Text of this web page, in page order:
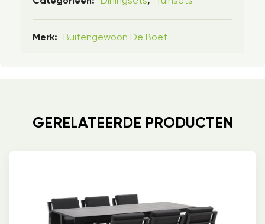
Merk: Buitengewoon De Boet
GERELATEERDE PRODUCTEN